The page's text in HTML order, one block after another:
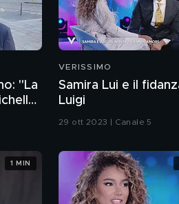
"La
VERISSIMO
Samira Lui e il
Luigi
29 ott 2023 | Canale 5
1 MIN